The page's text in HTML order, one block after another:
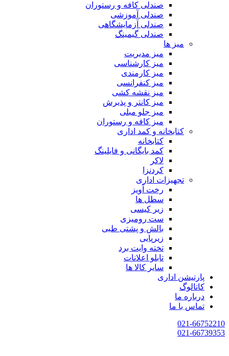
صندلی کافه و رستوران
صندلی آموزشی
صندلی آزمایشگاهی
صندلی گیمینگ
میز ها
میز مدیریت
میز کارشناسی
میز کارمندی
میز کنفرانسی
میز نقشه کشی
میز کانتر و پذیرش
میز جلو مبلی
میز کافه و رستوران
کتابخانه و کمد اداری
کتابخانه
کمد بایگانی و فایلینگ
لاکر
کردنزا
تجهیزات اداری
رخت آویز
سطل ها
زیر کیسی
ست رومیزی
بالش و پشتی طبی
زیرپایی
تخته وایت برد
تابلو اعلانات
سایر کالا ها
پارتیشن اداری
کاتالوگ
درباره ما
تماس با ما
021-66752210
021-66739353